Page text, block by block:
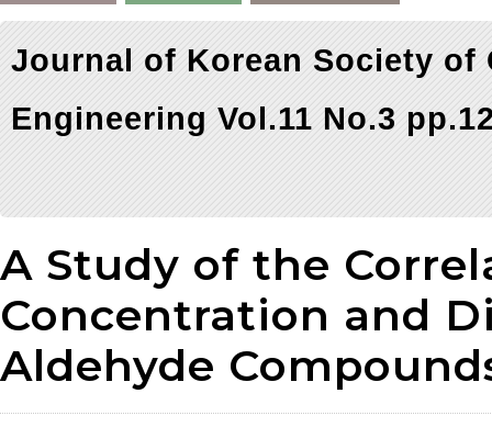
Journal of Korean Society of
Engineering Vol.11 No.3
A Study of the
Concentration and
Aldehyde